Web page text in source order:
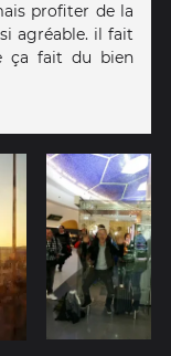
profiter de la
agréable. il fait
ça fait du bien